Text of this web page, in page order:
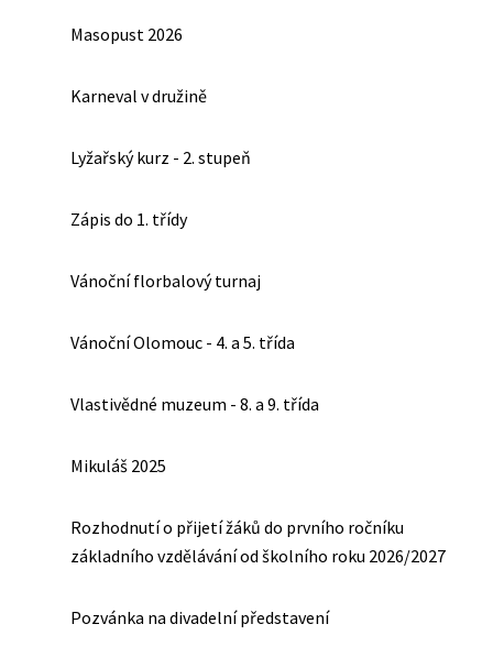
Masopust 2026
Karneval v družině
Lyžařský kurz - 2. stupeň
Zápis do 1. třídy
Vánoční florbalový turnaj
Vánoční Olomouc - 4. a 5. třída
Vlastivědné muzeum - 8. a 9. třída
Mikuláš 2025
Rozhodnutí o přijetí žáků do prvního ročníku
základního vzdělávání od školního roku 2026/2027
Pozvánka na divadelní představení